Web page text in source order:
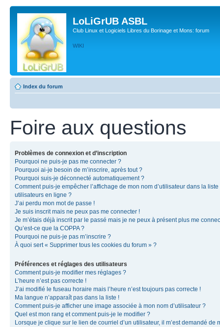
LoLiGrUB ASBL
Club Linux et Logiciels Libres du Borinage et Mons: forum
WIKI
Index du forum
Foire aux questions
Problèmes de connexion et d’inscription
Pourquoi ne puis-je pas me connecter ?
Pourquoi ai-je besoin de m’inscrire, après tout ?
Pourquoi suis-je déconnecté automatiquement ?
Comment puis-je empêcher l’affichage de mon nom d’utilisateur dans la liste
utilisateurs en ligne ?
J’ai perdu mon mot de passe !
Je suis inscrit mais ne peux pas me connecter !
Je m’étais déjà inscrit par le passé mais je ne peux à présent plus me
Qu’est-ce que la COPPA ?
Pourquoi ne puis-je pas m’inscrire ?
À quoi sert « Supprimer tous les cookies du forum » ?
Préférences et réglages des utilisateurs
Comment puis-je modifier mes réglages ?
L’heure n’est pas correcte !
J’ai modifié le fuseau horaire mais l’heure n’est toujours pas correcte !
Ma langue n’apparaît pas dans la liste !
Comment puis-je afficher une image associée à mon nom d’utilisateur ?
Quel est mon rang et comment puis-je le modifier ?
Lorsque je clique sur le lien de courriel d’un utilisateur, il m’est demandé de